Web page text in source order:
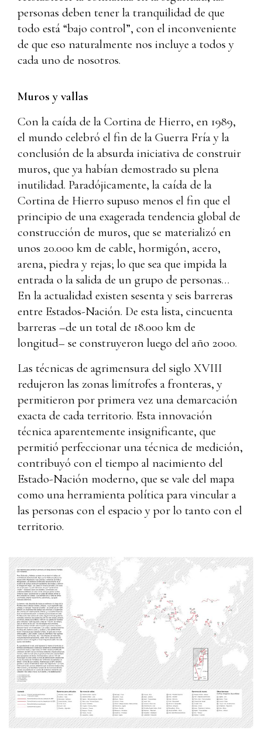
personas deben tener la tranquilidad de que
todo está “bajo control”, con el inconveniente
de que eso naturalmente nos incluye a todos y
cada uno de nosotros.
Muros y vallas
Con la caída de la Cortina de Hierro, en 1989,
el mundo celebró el fin de la Guerra Fría y la
conclusión de la absurda iniciativa de construir
muros, que ya habían demostrado su plena
inutilidad. Paradójicamente, la caída de la
Cortina de Hierro supuso menos el fin que el
principio de una exagerada tendencia global de
construcción de muros, que se materializó en
unos 20.000 km de cable, hormigón, acero,
arena, piedra y rejas; lo que sea que impida la
entrada o la salida de un grupo de personas…
En la actualidad existen sesenta y seis barreras
entre Estados-Nación. De esta lista, cincuenta
barreras –de un total de 18.000 km de
longitud– se construyeron luego del año 2000.
Las técnicas de agrimensura del siglo XVIII
redujeron las zonas limítrofes a fronteras, y
permitieron por primera vez una demarcación
exacta de cada territorio. Esta innovación
técnica aparentemente insignificante, que
permitió perfeccionar una técnica de medición,
contribuyó con el tiempo al nacimiento del
Estado-Nación moderno, que se vale del mapa
como una herramienta política para vincular a
las personas con el espacio y por lo tanto con el
territorio.